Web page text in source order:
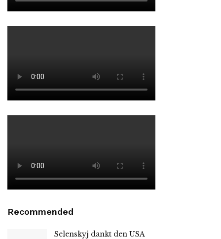
Recommended
Selenskyj dankt den USA